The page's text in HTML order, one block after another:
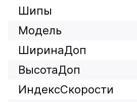
Шипы
Модель
ШиринаДоп
ВысотаДоп
ИндексСкорости